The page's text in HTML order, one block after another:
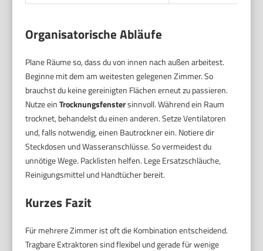
Organisatorische Abläufe
Plane Räume so, dass du von innen nach außen arbeitest.
Beginne mit dem am weitesten gelegenen Zimmer. So
brauchst du keine gereinigten Flächen erneut zu passieren.
Nutze einTrocknungsfenstersinnvoll. Während ein Raum
trocknet, behandelst du einen anderen. Setze Ventilatoren
und, falls notwendig, einen Bautrockner ein. Notiere dir
Steckdosen und Wasseranschlüsse. So vermeidest du
unnötige Wege. Packlisten helfen. Lege Ersatzschläuche,
Reinigungsmittel und Handtücher bereit.
Kurzes Fazit
Für mehrere Zimmer ist oft die Kombination entscheidend.
Tragbare Extraktoren sind flexibel und gerade für wenige